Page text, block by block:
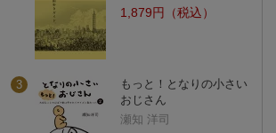
1,879円（税込）
3
もっと！となりの小さい
おじさん
瀬知 洋司